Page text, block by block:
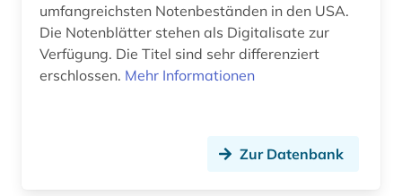
byzantinisches ägypten (1)
byzantinistik (2)
böhmen (2)
umfangreichsten Notenbeständen in den USA.
Die Notenblätter stehen als Digitalisate zur
Verfügung. Die Titel sind sehr differenziert
erschlossen. Mehr Informationen
Zur Datenbank